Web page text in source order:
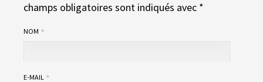
champs obligatoires sont indiqués avec *
NOM
E-MAIL